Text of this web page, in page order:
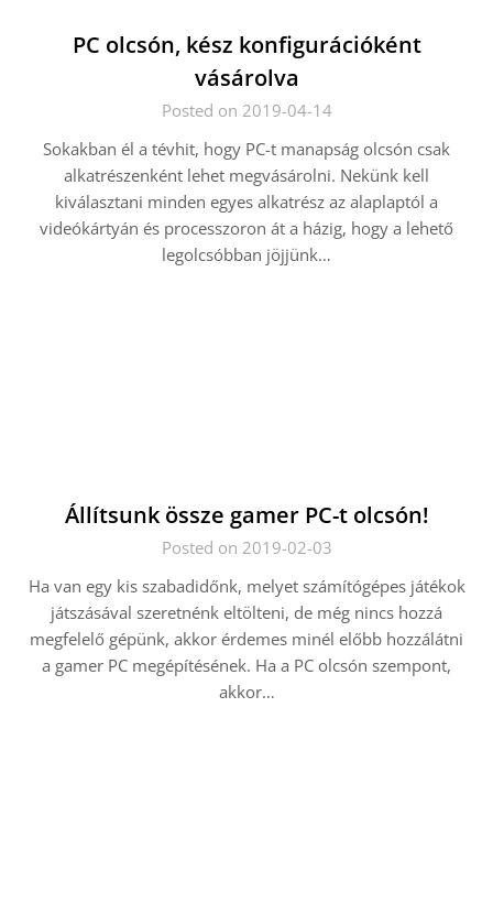
PC olcsón, kész konfigurációként
vásárolva
Posted on 2019-04-14
Sokakban él a tévhit, hogy PC-t manapság olcsón csak
alkatrészenként lehet megvásárolni. Nekünk kell
kiválasztani minden egyes alkatrész az alaplaptól a
videókártyán és processzoron át a házig, hogy a lehető
legolcsóbban jöjjünk…
Állítsunk össze gamer PC-t olcsón!
Posted on 2019-02-03
Ha van egy kis szabadidőnk, melyet számítógépes játékok
játszásával szeretnénk eltölteni, de még nincs hozzá
megfelelő gépünk, akkor érdemes minél előbb hozzálátni
a gamer PC megépítésének. Ha a PC olcsón szempont,
akkor…